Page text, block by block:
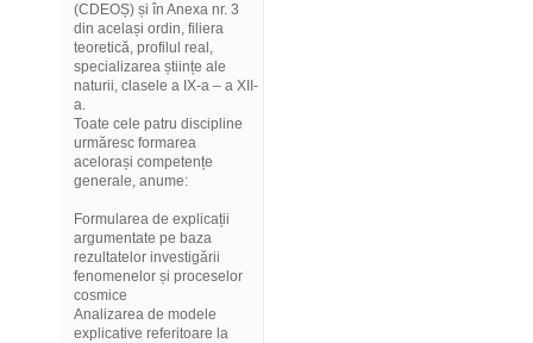
(CDEOȘ) și în Anexa nr. 3
din același ordin, filiera
teoretică, profilul real,
specializarea științe ale
naturii, clasele a IX-a – a XII-
a.
Toate cele patru discipline
urmăresc formarea
acelorași competențe
generale, anume:
Formularea de explicații
argumentate pe baza
rezultatelor investigării
fenomenelor și proceselor
cosmice
Analizarea de modele
explicative referitoare la